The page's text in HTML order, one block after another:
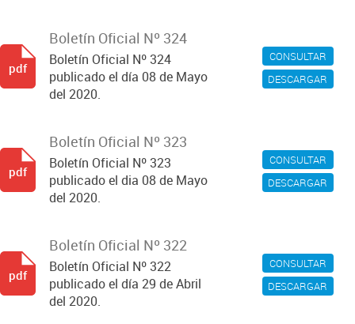
CONSULTAR
DESCARGAR
Boletín Oficial Nº 324
Boletín Oficial Nº 324
publicado el día 08 de Mayo
del 2020.
pdf
CONSULTAR
DESCARGAR
Boletín Oficial Nº 323
Boletín Oficial Nº 323
publicado el dia 08 de Mayo
del 2020.
pdf
CONSULTAR
DESCARGAR
Boletín Oficial Nº 322
Boletín Oficial Nº 322
publicado el día 29 de Abril
del 2020.
pdf